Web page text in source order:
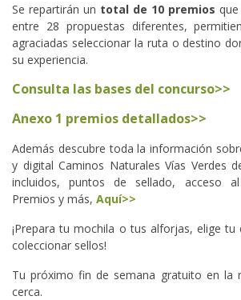
Se repartirán un total de 10 premios
entre 28 propuestas diferentes,
agraciadas seleccionar la ruta o destino
su experiencia.
Consulta las bases del concurso>>
Anexo 1 premios detallados>>
Además descubre toda la información
y digital Caminos Naturales Vías Verdes
incluidos, puntos de sellado, acceso
Premios y más, Aquí>>
¡Prepara tu mochila o tus alforjas, elige tu
coleccionar sellos!
Tu próximo fin de semana gratuito en la
cerca.